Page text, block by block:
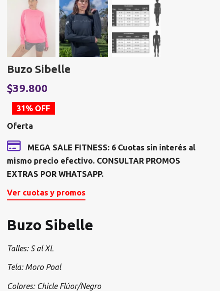
Buzo Sibelle
El
precio
original
era:
$57.710.
$39.800
31% OFF
Oferta
MEGA SALE FITNESS: 6 Cuotas sin interés al
mismo precio efectivo. CONSULTAR PROMOS
EXTRAS POR WHATSAPP.
Ver cuotas y promos
Buzo Sibelle
Talles: S al XL
Tela: Moro Poal
Colores: Chicle Flúor/Negro